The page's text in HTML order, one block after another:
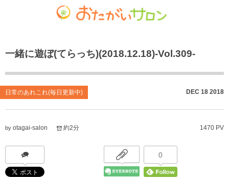
一緒に遊ぼ(てらっち)(2018.12.18)-Vol.309-
日常のあれこれ(毎日更新中) DEC 18 2018
by otagai-salon 1470 PV
約2分
0
お知らせ
共生型デイサービス おたがいサロン
おたがいサロンの喫茶店（オレンジカフェ）
ごちゃまぜ食堂
就労継続支援 B型事業